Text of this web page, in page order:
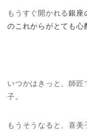
もうすぐ開かれる銀座
のこれからがとても心
いつかはきっと、師匠
子。
もうそうなると、喜